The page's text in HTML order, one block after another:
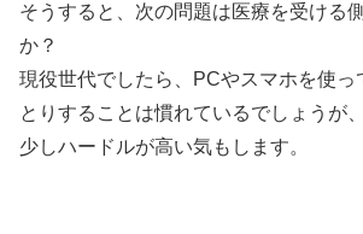
そうすると、次の問題は医療を受ける
か？
現役世代でしたら、PCやスマホを使っ
とりすることは慣れているでしょうが
少しハードルが高い気もします。